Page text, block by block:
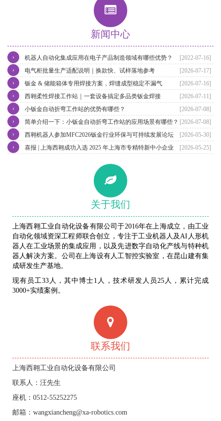
新闻中心
[2022-07-16]
机器人自动化集成应用在电子产品制造领域有哪些优势？
›
[2026-07-17]
电气柜批量生产适配说明｜换款快、试样落地参考
›
[2026-07-16]
钣金 & 储能箱体专用焊接方案，焊缝成型稳定不漏气
›
[2026-07-11]
西翱柔性焊接工作站｜一套设备搞定多品类钣金焊接
›
[2026-07-08]
小钣金自动折弯工作站的优势有哪些？
›
[2026-07-08]
简单介绍一下：小钣金自动折弯工作站的应用场景有哪些？
›
[2026-05-30]
西翱机器人参加MFC2026钣金行业环保与可持续发展论坛
›
[2026-05-25]
喜报 | 上海西翱成功入选 2025 年上海市专精特新中小企业（第四批）
›
关于我们
上海西翱工业自动化设备有限公司于2016年在上海成立，由工业
自动化领域资深工程师联合创立，专注于工业机器人及AI人形机
器人在工业场景的集成应用，以及先进数字自动化产线与特种机
器人解决方案。公司在上海设有人工智控实验室，在昆山建有集
成研发生产基地。
现有员工33人，其中博士1人，技术研发人员25人，累计完成
3000+实绩案例。
联系我们
上海西翱工业自动化设备有限公司
联系人：汪先生
座机：0512-55252275
邮箱：wangxiancheng@xa-robotics.com